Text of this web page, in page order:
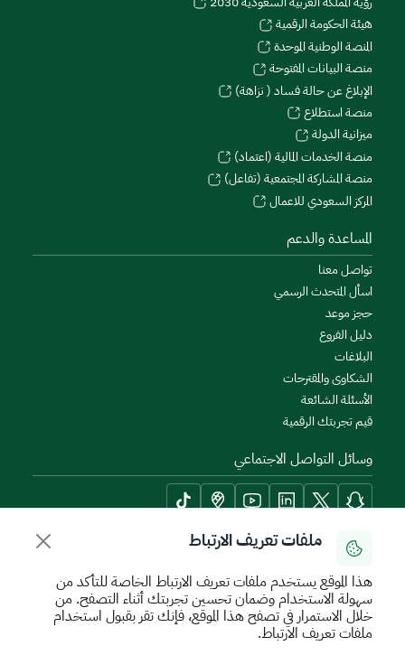
ملفات تعريف الارتباط
هذا الموقع يستخدم ملفات تعريف الارتباط الخاصة للتأكد من
سهولة الاستخدام وضمان تحسين تجربتك أثناء التصفح. من
خلال الاستمرار في تصفح هذا الموقع، فإنك تقر بقبول استخدام
ملفات تعريف الارتباط.
هيئة الحكومة الرقمية
المنصة الوطنية الموحدة
منصة البيانات المفتوحة
الإبلاغ عن حالة فساد ( نزاهة)
منصة استطلاع
ميزانية الدولة
منصة الخدمات المالية (اعتماد)
منصة المشاركة المجتمعية (تفاعل)
المركز السعودي للاعمال
المساعدة والدعم
تواصل معنا
اسأل المتحدث الرسمي
حجز موعد
دليل الفروع
البلاغات
الشكاوى والمقترحات
الأسئلة الشائعة
قيم تجربتك الرقمية
وسائل التواصل الاجتماعي
أدوات الإتاحة وامكانية الوصول